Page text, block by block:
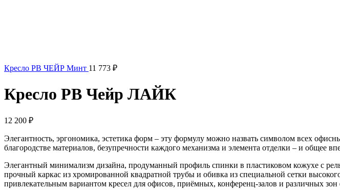
Кресло РВ ЧЕЙР Минт 11 773 ₽
Кресло РВ Чейр ЛАЙК
12 200 ₽
Элегантность, эргономика, эстетика форм – эту формулу можно назвать символом всех
благородстве материалов, безупречности каждого механизма и элемента отделки – и общее
Элегантный минимализм дизайна, продуманный профиль спинки в пластиковом кожухе с
прочный каркас из хромированной квадратной трубы и обивка из специальной сетки
привлекательным вариантом кресел для офисов, приёмных, конференц-залов и различных